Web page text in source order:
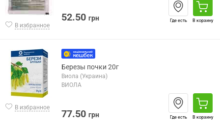
В избранное
52.50 грн Где есть В корзину
В избранное
Березы почки 20г
Виола (Украина)
ВИОЛА
77.50 грн Где есть В корзину